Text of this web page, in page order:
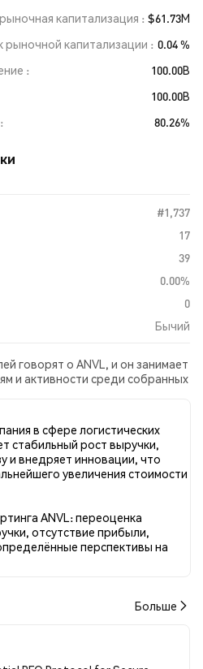
капитализация
$61.73M
рыночной капитализации
0.04 %
100.00B
100.00B
80.26%
#1,737
17
39
0.00%
0
Бычий
говорят о ANVL, и он занимает
и активности среди собранных
Бычий. Всего было
о ANVL. В Twitter 28.21%
по сравнению с 10.26% твитов с
61.54% твитов были
к ANVL. Эти данные основаны
в сфере логистических
стабильный рост выручки,
и внедряет инновации, что
увеличения стоимости
ANVL: переоценка
отсутствие прибыли,
перспективы на
Больше